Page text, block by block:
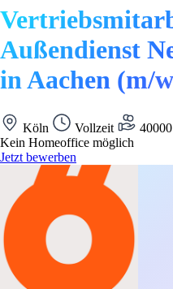
Außendienst
in Aachen (m/
Köln Vollzeit
Kein Homeoffice möglich
Jetzt bewerben